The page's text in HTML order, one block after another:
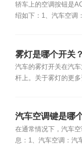
轿车上的空调按钮是
绍如下：1、汽车空调
雾灯是哪个开关？
汽车的雾灯开关在汽
杆上。关于雾灯的更
汽车空调键是哪
在通常情况下，汽车
息：1、汽车空调：汽